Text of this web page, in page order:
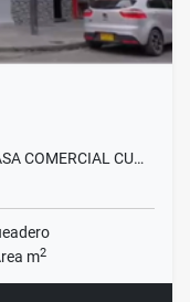
COMERCIAL CU…
m2